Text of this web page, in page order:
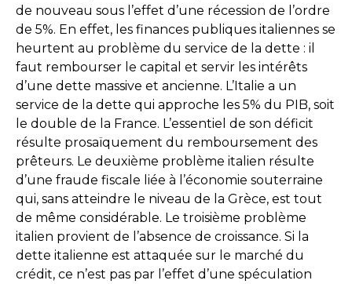
de nouveau sous l’effet d’une récession de l’ordre
de 5%. En effet, les finances publiques italiennes se
heurtent au problème du service de la dette : il
faut rembourser le capital et servir les intérêts
d’une dette massive et ancienne. L’Italie a un
service de la dette qui approche les 5% du PIB, soit
le double de la France. L’essentiel de son déficit
résulte prosaïquement du remboursement des
prêteurs. Le deuxième problème italien résulte
d’une fraude fiscale liée à l’économie souterraine
qui, sans atteindre le niveau de la Grèce, est tout
de même considérable. Le troisième problème
italien provient de l’absence de croissance. Si la
dette italienne est attaquée sur le marché du
crédit, ce n’est pas par l’effet d’une spéculation